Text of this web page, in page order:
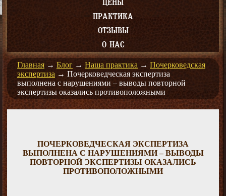
ЦЕНЫ
ПРАКТИКА
ОТЗЫВЫ
О НАС
Главная → Блог → Наша практика → Почерковедская
экспертиза → Почерковедческая экспертиза
выполнена с нарушениями – выводы повторной
экспертизы оказались противоположными
ПОЧЕРКОВЕДЧЕСКАЯ ЭКСПЕРТИЗА
ВЫПОЛНЕНА С НАРУШЕНИЯМИ – ВЫВОДЫ
ПОВТОРНОЙ ЭКСПЕРТИЗЫ ОКАЗАЛИСЬ
ПРОТИВОПОЛОЖНЫМИ